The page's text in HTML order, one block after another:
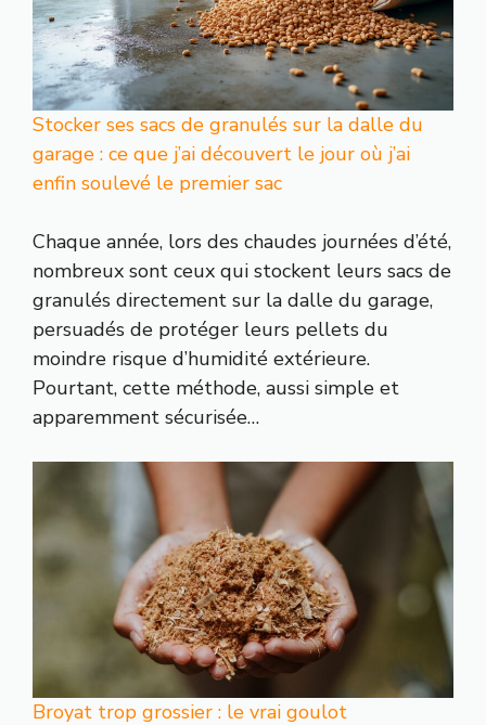
Stocker ses sacs de granulés sur la dalle du
garage : ce que j’ai découvert le jour où j’ai
enfin soulevé le premier sac
Chaque année, lors des chaudes journées d’été,
nombreux sont ceux qui stockent leurs sacs de
granulés directement sur la dalle du garage,
persuadés de protéger leurs pellets du
moindre risque d’humidité extérieure.
Pourtant, cette méthode, aussi simple et
apparemment sécurisée…
Broyat trop grossier : le vrai goulot